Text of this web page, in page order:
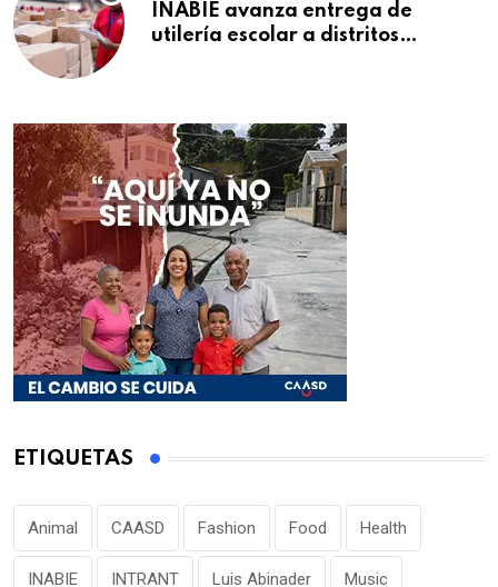
INABIE avanza entrega de
utilería escolar a distritos
ETIQUETAS
Animal CAASD Fashion Food Health
INABIE INTRANT Luis Abinader Music